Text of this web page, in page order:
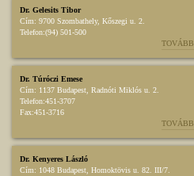
Dr. Gelesits Tibor
Cím: 9700 Szombathely, Kőszegi u. 2.
Telefon:(94) 501-500
TOVÁBB
Dr. Túróczi Emese
Cím: 1137 Budapest, Radnóti Miklós u. 2.
Telefon:451-3707
Fax:451-3716
TOVÁBB
Dr. Kenyeres László
Cím: 1048 Budapest, Homoktövis u. 82. III/7.